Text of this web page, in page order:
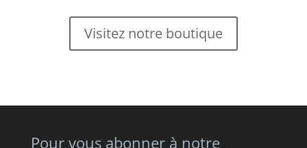
Visitez notre boutique
Pour vous abonner à notre